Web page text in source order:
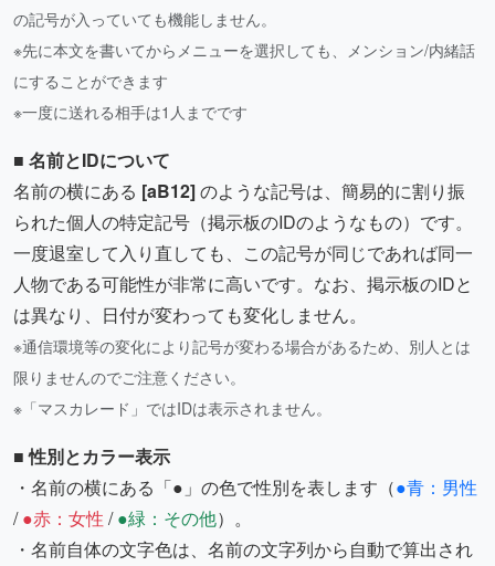
の記号が入っていても機能しません。
※先に本文を書いてからメニューを選択しても、メンション/内緒話
にすることができます
※一度に送れる相手は1人までです
■ 名前とIDについて
名前の横にある [aB12]のような記号は、簡易的に割り振
られた個人の特定記号（掲示板のIDのようなもの）です。
一度退室して入り直しても、この記号が同じであれば同一
人物である可能性が非常に高いです。なお、掲示板のIDと
は異なり、日付が変わっても変化しません。
※通信環境等の変化により記号が変わる場合があるため、別人とは
限りませんのでご注意ください。
※「マスカレード」ではIDは表示されません。
■ 性別とカラー表示
・名前の横にある「●」の色で性別を表します（●青：男性
/●赤：女性 /●緑：その他）。
・名前自体の文字色は、名前の文字列から自動で算出され